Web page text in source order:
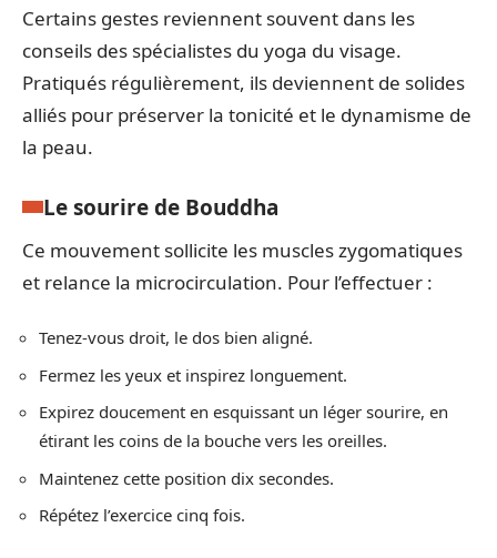
Certains gestes reviennent souvent dans les
conseils des spécialistes du yoga du visage.
Pratiqués régulièrement, ils deviennent de solides
alliés pour préserver la tonicité et le dynamisme de
la peau.
Le sourire de Bouddha
Ce mouvement sollicite les muscles zygomatiques
et relance la microcirculation. Pour l’effectuer :
Tenez-vous droit, le dos bien aligné.
Fermez les yeux et inspirez longuement.
Expirez doucement en esquissant un léger sourire, en
étirant les coins de la bouche vers les oreilles.
Maintenez cette position dix secondes.
Répétez l’exercice cinq fois.